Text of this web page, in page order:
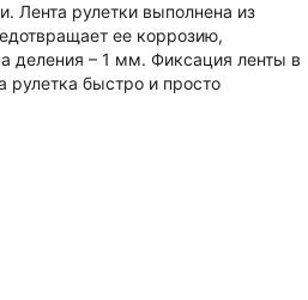
Лента рулетки выполнена из
ее коррозию,
деления – 1 мм. Фиксация ленты в
рулетка быстро и просто